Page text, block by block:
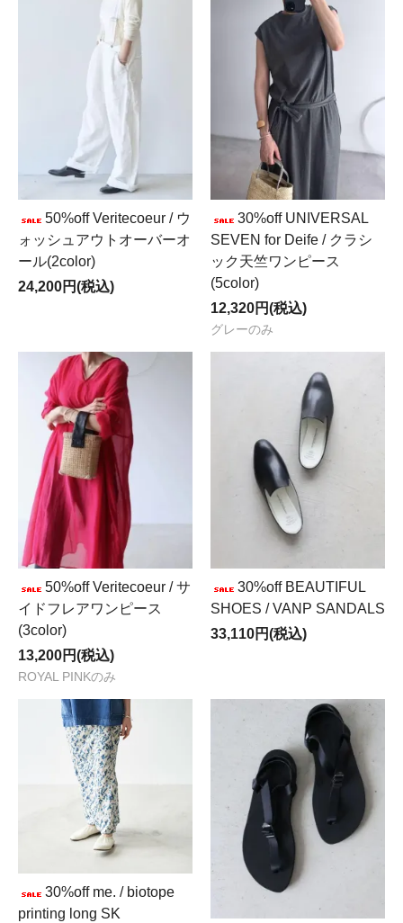
50%off Veritecoeur / ウ
ォッシュアウトオーバーオ
ール(2color)
24,200円(税込)
30%off UNIVERSAL
SEVEN for Deife / クラシ
ック天竺ワンピース
(5color)
12,320円(税込)
グレーのみ
50%off Veritecoeur / サ
イドフレアワンピース
(3color)
13,200円(税込)
ROYAL PINKのみ
30%off BEAUTIFUL
SHOES / VANP SANDALS
33,110円(税込)
30%off me. / biotope
printing long SK